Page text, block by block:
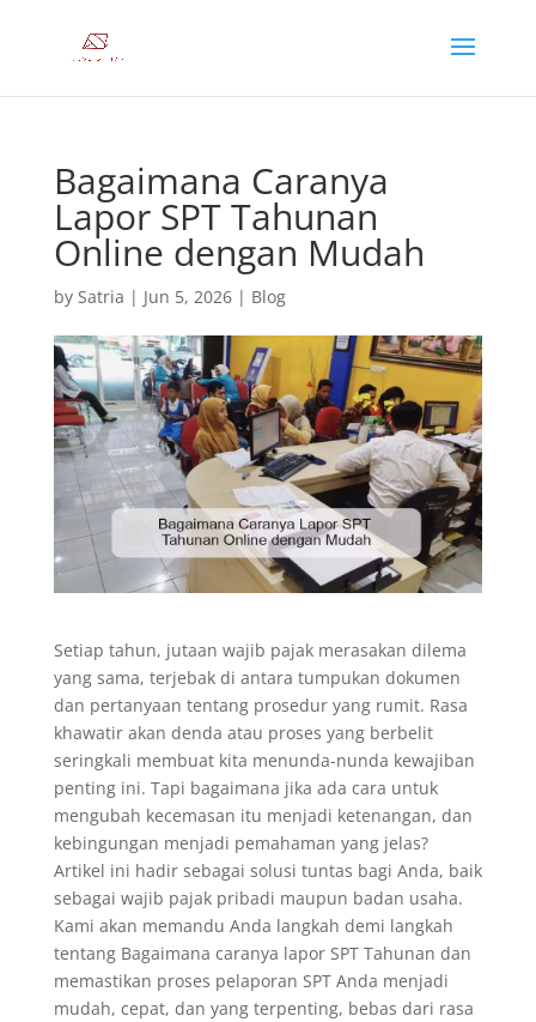
Bagaimana Caranya
Lapor SPT Tahunan
Online dengan Mudah
by Satria | Jun 5, 2026| Blog
Setiap tahun, jutaan wajib pajak merasakan dilema
yang sama, terjebak di antara tumpukan dokumen
dan pertanyaan tentang prosedur yang rumit. Rasa
khawatir akan denda atau proses yang berbelit
seringkali membuat kita menunda-nunda kewajiban
penting ini. Tapi bagaimana jika ada cara untuk
mengubah kecemasan itu menjadi ketenangan, dan
kebingungan menjadi pemahaman yang jelas?
Artikel ini hadir sebagai solusi tuntas bagi Anda, baik
sebagai wajib pajak pribadi maupun badan usaha.
Kami akan memandu Anda langkah demi langkah
tentang Bagaimana caranya lapor SPT Tahunan dan
memastikan proses pelaporan SPT Anda menjadi
mudah, cepat, dan yang terpenting, bebas dari rasa